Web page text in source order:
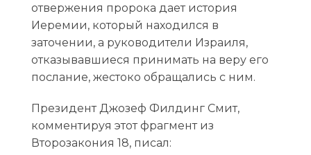
отвержения пророка дает история
Иеремии, который находился в
заточении, а руководители Израиля,
отказывавшиеся принимать на веру его
послание, жестоко обращались с ним.
Президент Джозеф Филдинг Смит,
комментируя этот фрагмент из
Второзакония 18, писал: